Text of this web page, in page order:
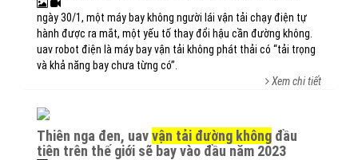
ngày 30/1, một máy bay không người lái vận tải chạy điện tự
hành được ra mắt, một yếu tố thay đổi hậu cần đường không.
uav robot điện là máy bay vận tải không phát thải có “tải trọng
và khả năng bay chưa từng có”.
Xem chi tiết
thiên nga đen, uavvận tải đường không đầu
tiên trên thế giới sẽ bay vào đầu năm 2023